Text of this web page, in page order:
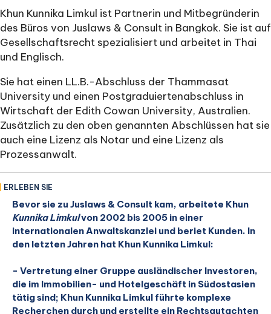
Khun Kunnika Limkul ist Partnerin und Mitbegründerin
des Büros von Juslaws & Consult in Bangkok. Sie ist auf
Gesellschaftsrecht spezialisiert und arbeitet in Thai
und Englisch.
Sie hat einen LL.B.-Abschluss der Thammasat
University und einen Postgraduiertenabschluss in
Wirtschaft der Edith Cowan University, Australien.
Zusätzlich zu den oben genannten Abschlüssen hat sie
auch eine Lizenz als Notar und eine Lizenz als
Prozessanwalt.
ERLEBEN SIE
Bevor sie zu Juslaws & Consult kam, arbeitete Khun
Kunnika Limkulvon 2002 bis 2005 in einer
internationalen Anwaltskanzlei und beriet Kunden. In
den letzten Jahren hat Khun Kunnika Limkul:
- Vertretung einer Gruppe ausländischer Investoren,
die im Immobilien- und Hotelgeschäft in Südostasien
tätig sind; Khun Kunnika Limkul führte komplexe
Recherchen durch und erstellte ein Rechtsgutachten